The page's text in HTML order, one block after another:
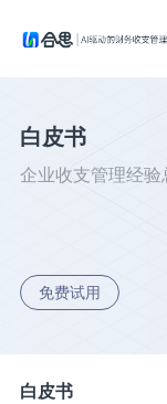
白皮书
企业收支管理经
免费试用
白皮书